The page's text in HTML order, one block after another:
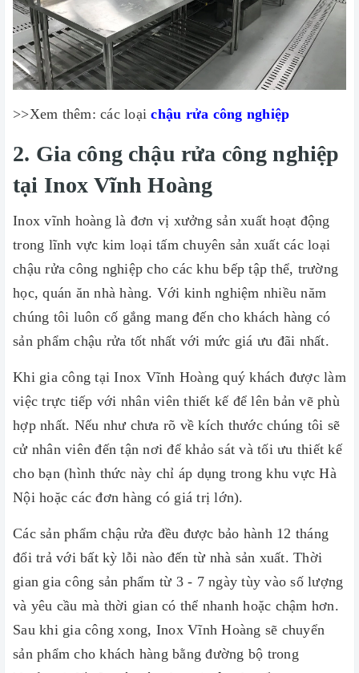
>>Xem thêm: các loạichậu rửa công nghiệp
2. Gia công chậu rửa công nghiệp
tại Inox Vĩnh Hoàng
Inox vĩnh hoàng là đơn vị xưởng sản xuất hoạt động
trong lĩnh vực kim loại tấm chuyên sản xuất các loại
chậu rửa công nghiệp cho các khu bếp tập thể, trường
học, quán ăn nhà hàng. Với kinh nghiệm nhiều năm
chúng tôi luôn cố gắng mang đến cho khách hàng có
sản phẩm chậu rửa tốt nhất với mức giá ưu đãi nhất.
Khi gia công tại Inox Vĩnh Hoàng quý khách được làm
việc trực tiếp với nhân viên thiết kế để lên bản vẽ phù
hợp nhất. Nếu như chưa rõ về kích thước chúng tôi sẽ
cử nhân viên đến tận nơi để khảo sát và tối ưu thiết kế
cho bạn (hình thức này chỉ áp dụng trong khu vực Hà
Nội hoặc các đơn hàng có giá trị lớn).
Các sản phẩm chậu rửa đều được bảo hành 12 tháng
đổi trả với bất kỳ lỗi nào đến từ nhà sản xuất. Thời
gian gia công sản phẩm từ 3 - 7 ngày tùy vào số lượng
và yêu cầu mà thời gian có thể nhanh hoặc chậm hơn.
Sau khi gia công xong, Inox Vĩnh Hoàng sẽ chuyển
sản phẩm cho khách hàng bằng đường bộ trong